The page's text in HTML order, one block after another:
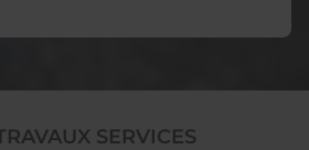
SERVICES